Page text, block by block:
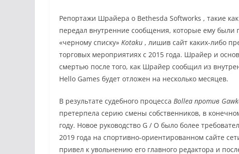
Репортажи Шрайера о Bethesda Softworks , такие
передал внутренние сообщения, которые ему были
«черному списку» Kotaku , лишив сайт каких-либо
торговых мероприятиях с 2015 года. Шрайер и
смертью после того, как Шрайер сообщил из
Hello Games будет отложен на несколько месяцев.
В результате судебного процесса Bollea против
претерпела серию смены собственников, в
году. Новое руководство G / O было более
2019 года на спортивно-ориентированном сайте
привел к увольнению его главного редактора и